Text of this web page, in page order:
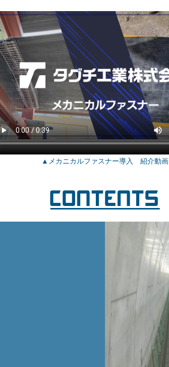
▲メカニカルファスナー導入 紹介動画